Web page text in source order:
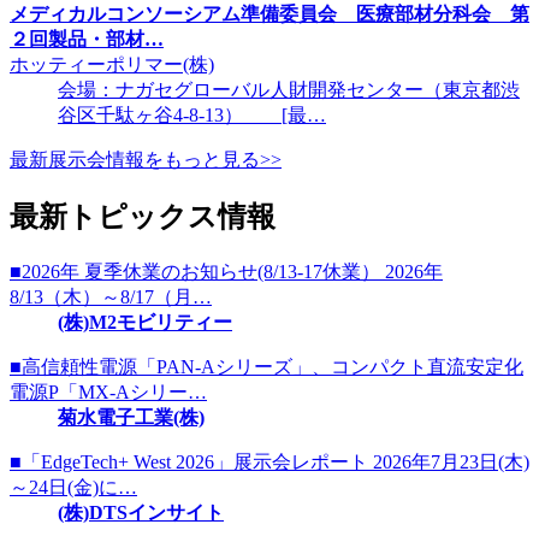
メディカルコンソーシアム準備委員会 医療部材分科会 第
２回製品・部材…
ホッティーポリマー(株)
会場：ナガセグローバル人財開発センター（東京都渋
谷区千駄ヶ谷4-8-13） [最…
最新展示会情報をもっと見る>>
最新トピックス情報
■2026年 夏季休業のお知らせ(8/13-17休業） 2026年
8/13（木）～8/17（月…
(株)M2モビリティー
■高信頼性電源「PAN-Aシリーズ」、コンパクト直流安定化
電源P「MX-Aシリー…
菊水電子工業(株)
■「EdgeTech+ West 2026」展示会レポート 2026年7月23日(木)
～24日(金)に…
(株)DTSインサイト